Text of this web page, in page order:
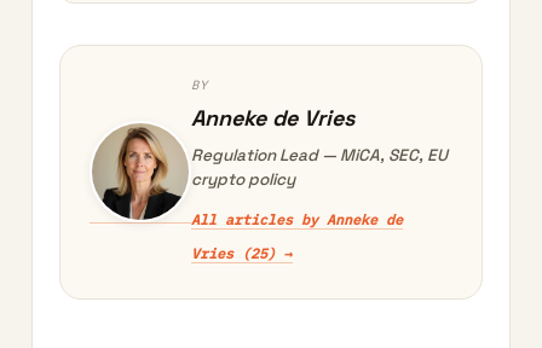
BY
Anneke de Vries
Regulation Lead — MiCA, SEC, EU
crypto policy
All articles by Anneke de
Vries (25) →